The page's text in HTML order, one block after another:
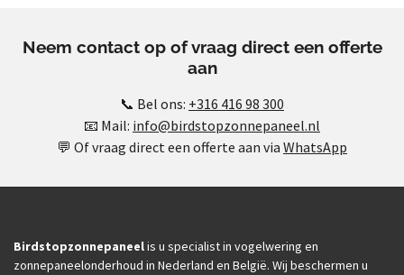
Neem contact op of vraag direct een offerte
aan
📞 Bel ons: +316 416 98 300
📧 Mail: info@birdstopzonnepaneel.nl
💬 Of vraag direct een offerte aan via WhatsApp
Birdstopzonnepaneelis u specialist in vogelwering en
zonnepaneelonderhoud in Nederland en België. Wij beschermen u